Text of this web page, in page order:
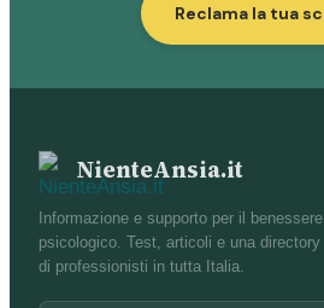
Reclama la tua
NienteAnsia.it
Informazione e supporto per il benessere
psicologico. Test, articoli e una directory
di professionisti in tutta Italia.